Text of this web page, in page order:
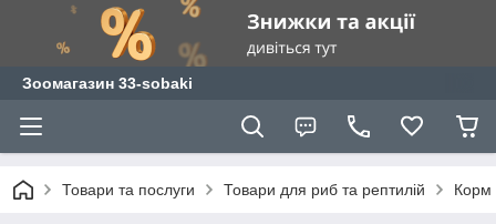
Зоомагазин 33-sobaki
Товари та послуги Товари для риб та рептилій Корм